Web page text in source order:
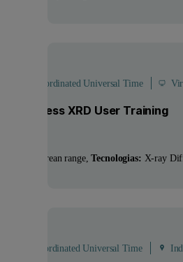
- 20:00 Coordinated Universal Time
Stress XRD User Training
Empyrean range Tecnologias: X-ray
- 11:30 Coordinated Universal Time